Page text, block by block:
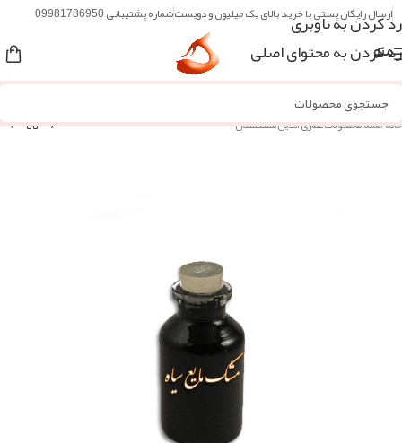
رد کردن به ناوبری
رد کردن به محتوای اصلی
ارسال رایگان پستی با خرید بالای یک میلیون و دویستشماره پشتیبانی 09981786950
منو
خانه/همه محصولات عطاری آنلاین مُشکستان